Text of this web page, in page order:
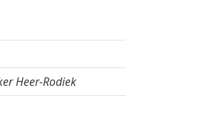
Heer-Rodiek